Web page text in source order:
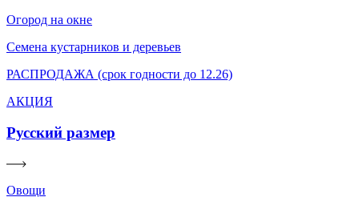
Огород на окне
Семена кустарников и деревьев
РАСПРОДАЖА (срок годности до 12.26)
АКЦИЯ
Русский размер
Овощи